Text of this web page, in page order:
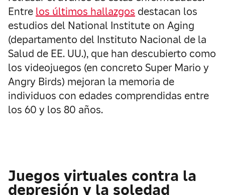
Entre los últimos hallazgos destacan los
estudios del National Institute on Aging
(departamento del Instituto Nacional de la
Salud de EE. UU.), que han descubierto como
los videojuegos (en concreto Super Mario y
Angry Birds) mejoran la memoria de
individuos con edades comprendidas entre
los 60 y los 80 años.
Juegos virtuales contra la
depresión y la soledad